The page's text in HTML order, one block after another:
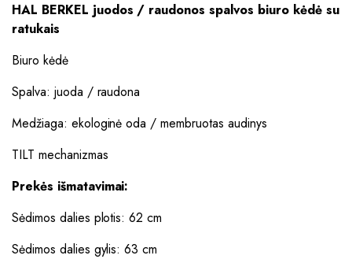
HAL BERKEL juodos / raudonos spalvos biuro kėdė su
ratukais
Biuro kėdė
Spalva: juoda / raudona
Medžiaga: ekologinė oda / membruotas audinys
TILT mechanizmas
Prekės išmatavimai:
Sėdimos dalies plotis: 62 cm
Sėdimos dalies gylis: 63 cm